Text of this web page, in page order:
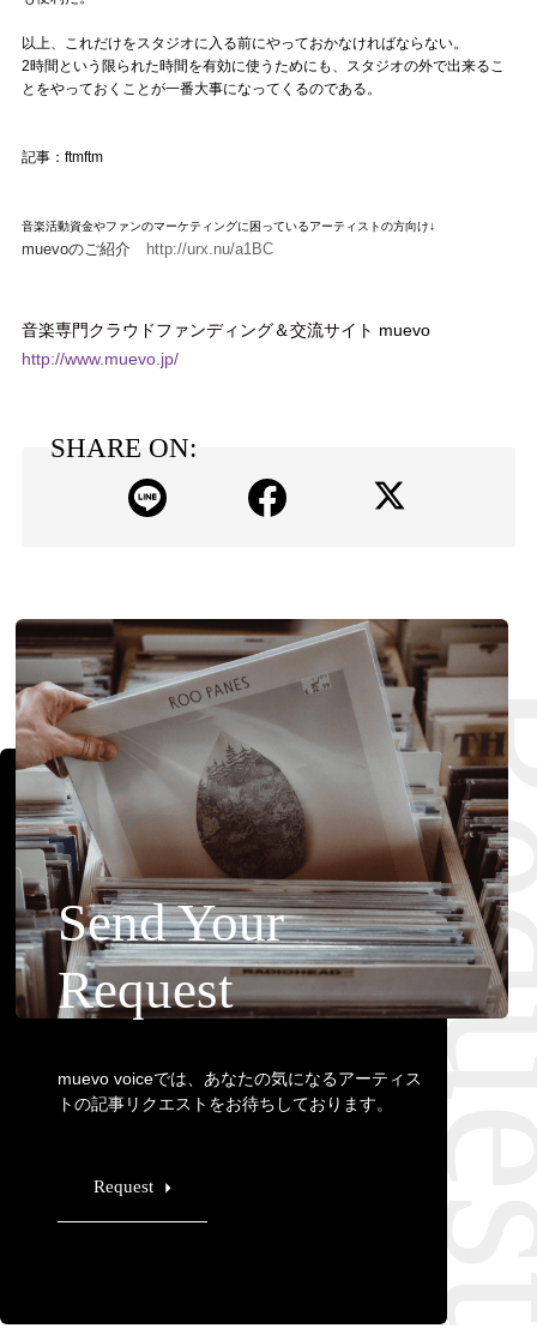
以上、これだけをスタジオに入る前にやっておかなければならない。
2時間という限られた時間を有効に使うためにも、スタジオの外で出来るこ
とをやっておくことが一番大事になってくるのである。
記事：ftmftm
音楽活動資金やファンのマーケティングに困っているアーティストの方向け↓
muevoのご紹介 http://urx.nu/a1BC
音楽専門クラウドファンディング＆交流サイト muevo
http://www.muevo.jp/
SHARE ON:
Send Your
Request
muevo voiceでは、あなたの気になるアーティス
トの記事リクエストをお待ちしております。
Request